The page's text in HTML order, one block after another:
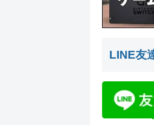
LINE友